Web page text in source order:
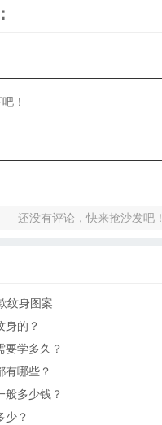
还没有评论，快来抢沙发吧！
纹身图案
身的？
要学多久？
有哪些？
般多少钱？
少？